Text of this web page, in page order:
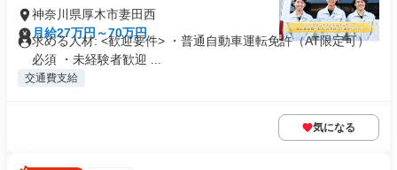
神奈川県厚木市妻田西
月給27万円～70万円
求める人材: <歓迎要件> ・普通自動車運転免許（AT限定可）
必須 ・未経験者歓迎 ...
交通費支給
気になる